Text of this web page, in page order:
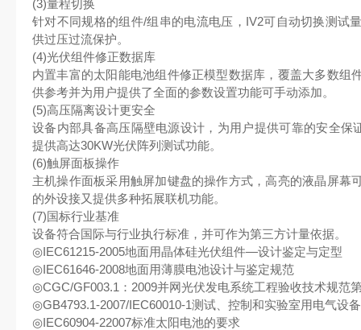
(3)量程切换
针对不同规格的组件/组串的电流电压，IV2可⾃动切换测试
供过压过流保护。
(4)光伏组件修正数据库
内置丰富的太阳能电池组件修正模型数据库，覆盖⼤多数组
供参考并为⽤户提供了全⾯的参数设置功能可⼿动添加。
(5)⾼压隔离设计更安全
设备内部具备⾼压隔壁电源设计，为⽤户提供可靠的安全保
提供⾼达30KW光伏阵列测试功能。
(6)触屏⾯板操作
主机操作⾯板采⽤触屏加键盘的操作⽅式，⾼亮的液晶屏幕
的外设接⼜提供多种拓展联机功能。
(7)国标⾏业基准
设备符合国际与⾏业执⾏标准，并可作为第三⽅计量依据。
◎IEC61215-2005地⾯⽤晶体硅光伏组件—设计鉴定与定型
◎IEC61646-2008地⾯⽤薄膜电池设计与鉴定规范
◎CGC/GF003.1：2009并⽹光伏发电系统⼯程验收技术规范
◎GB4793.1-2007/IEC60010-1测试、控制和实验室⽤电⽓设
◎IEC60904-22007标准太阳电池的要求